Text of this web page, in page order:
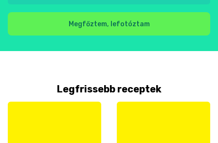
Megfőztem, lefotóztam
Legfrissebb receptek